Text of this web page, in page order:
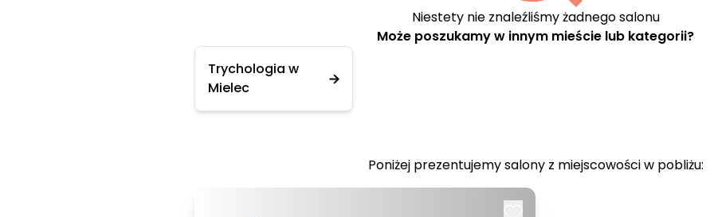
Niestety nie znaleźliśmy żadnego salonu
Może poszukamy w innym mieście lub kategorii?
Trychologia w
Mielec
Poniżej prezentujemy salony z miejscowości w pobliżu: